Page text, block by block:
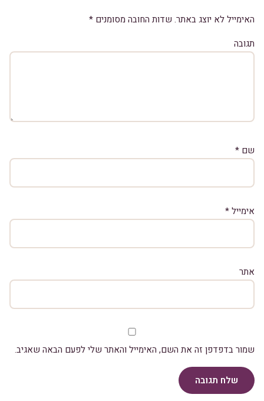
האימייל לא יוצג באתר. שדות החובה מסומנים *
תגובה
שם *
אימייל*
אתר
שמור בדפדפן זה את השם, האימייל והאתר שלי לפעם הבאה שאגיב.
שלח תגובה